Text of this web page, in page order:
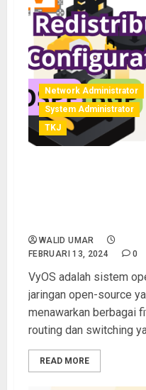
Network Administrator
System Administrator
TKJ
WALID UMAR
FEBRUARI 13, 2024
0
VyOS adalah sistem
jaringan open-source
menawarkan berbagai
routing dan switching
READ MORE